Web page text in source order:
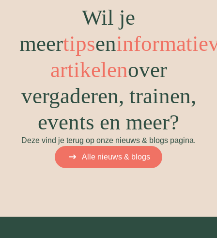
Wil je
meertipsen
artikelenover
vergaderen, trainen,
events en meer?
Deze vind je terug op onze nieuws & blogs pagina.
Alle nieuws & blogs